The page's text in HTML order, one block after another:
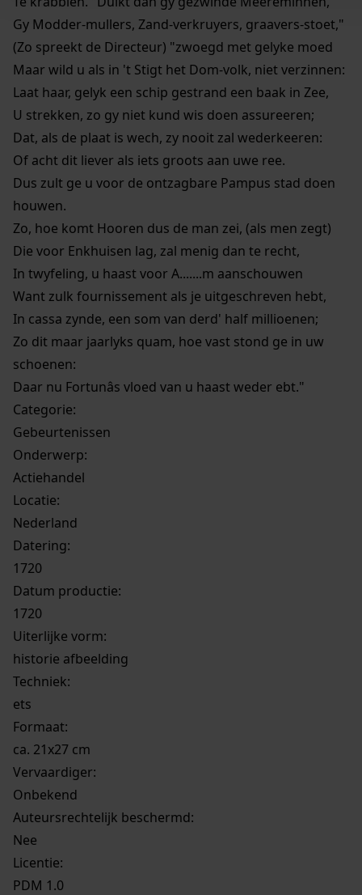
Gy Modder-mullers, Zand-verkruyers, graavers-stoet,"
(Zo spreekt de Directeur) "zwoegd met gelyke moed
Maar wild u als in 't Stigt het Dom-volk, niet verzinnen:
Laat haar, gelyk een schip gestrand een baak in Zee,
U strekken, zo gy niet kund wis doen assureeren;
Dat, als de plaat is wech, zy nooit zal wederkeeren:
Of acht dit liever als iets groots aan uwe ree.
Dus zult ge u voor de ontzagbare Pampus stad doen
houwen.
Zo, hoe komt Hooren dus de man zei, (als men zegt)
Die voor Enkhuisen lag, zal menig dan te recht,
In twyfeling, u haast voor A.......m aanschouwen
Want zulk fournissement als je uitgeschreven hebt,
In cassa zynde, een som van derd' half millioenen;
Zo dit maar jaarlyks quam, hoe vast stond ge in uw
schoenen:
Daar nu Fortunâs vloed van u haast weder ebt."
Categorie:
Gebeurtenissen
Onderwerp:
Actiehandel
Locatie:
Nederland
Datering:
1720
Datum productie:
1720
Uiterlijke vorm:
historie afbeelding
Techniek:
ets
Formaat:
ca. 21x27 cm
Vervaardiger:
Onbekend
Auteursrechtelijk beschermd:
Nee
Licentie:
PDM 1.0